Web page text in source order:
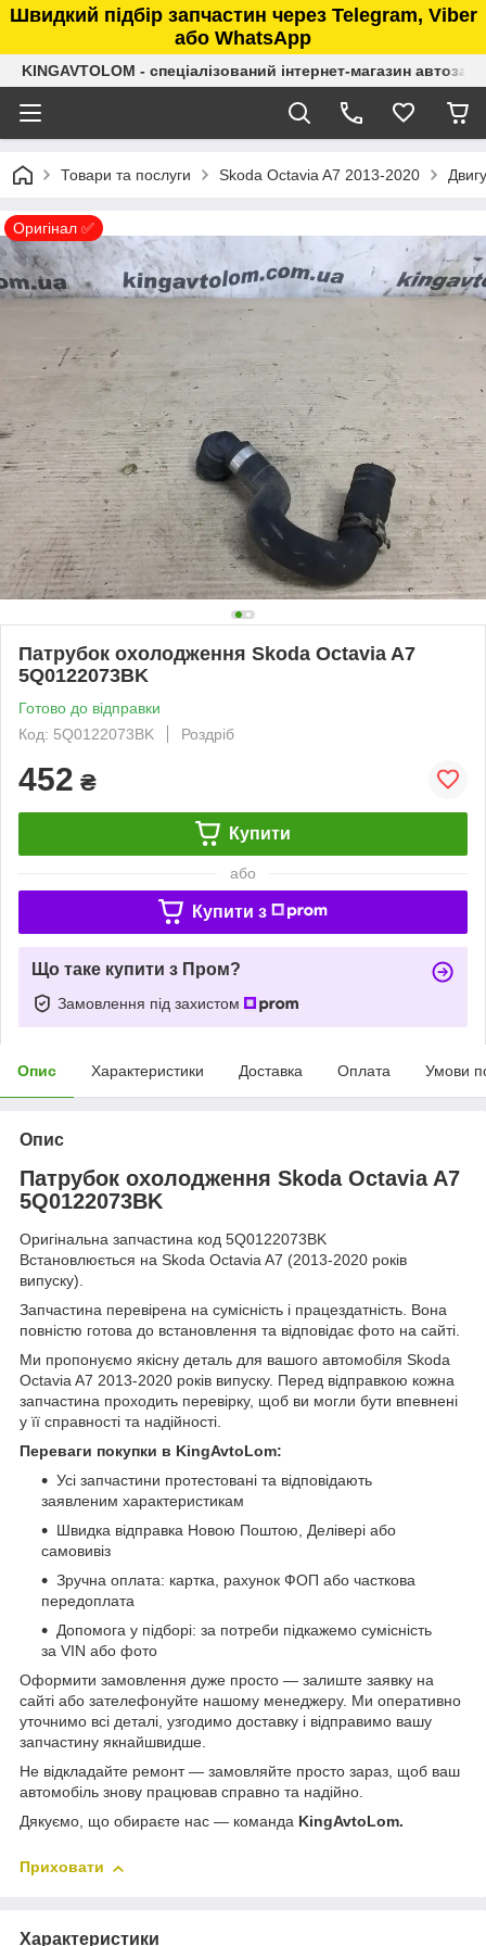
Швидкий підбір запчастин через Telegram, Viber
або WhatsApp
KINGAVTOLOM - спеціалізований інтернет-магазин
Товари та послуги Skoda Octavia A7 2013-2020
Оригінал ✅
Патрубок охолодження Skoda Octavia A7
5Q0122073BK
Готово до відправки
Код: 5Q0122073BK
Роздріб
452 ₴
Купити
або
Купити з
Що таке купити з Пром?
Замовлення під захистом
Опис Характеристики Доставка Оплата Умови
Опис
Патрубок охолодження Skoda Octavia A7
5Q0122073BK
Оригінальна запчастина код 5Q0122073BK
Встановлюється на Skoda Octavia A7 (2013-2020 років
випуску).
Запчастина перевірена на сумісність і працездатність. Вона
повністю готова до встановлення та відповідає фото на сайті.
Ми пропонуємо якісну деталь для вашого автомобіля Skoda
Octavia A7 2013-2020 років випуску. Перед відправкою кожна
запчастина проходить перевірку, щоб ви могли бути впевнені
у її справності та надійності.
Переваги покупки в KingAvtoLom:
Усі запчастини протестовані та відповідають
заявленим характеристикам
Швидка відправка Новою Поштою, Делівері або
самовивіз
Зручна оплата: картка, рахунок ФОП або часткова
передоплата
Допомога у підборі: за потреби підкажемо сумісність
за VIN або фото
Оформити замовлення дуже просто — залиште заявку на
сайті або зателефонуйте нашому менеджеру. Ми оперативно
уточнимо всі деталі, узгодимо доставку і відправимо вашу
запчастину якнайшвидше.
Не відкладайте ремонт — замовляйте просто зараз, щоб ваш
автомобіль знову працював справно та надійно.
Дякуємо, що обираєте нас — команда KingAvtoLom.
Приховати
Характеристики